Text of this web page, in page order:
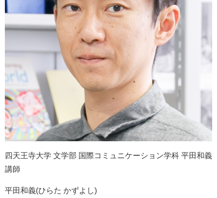
四天王寺大学 文学部 国際コミュニケーション学科 平田和義
講師
平田和義(ひらた かずよし)